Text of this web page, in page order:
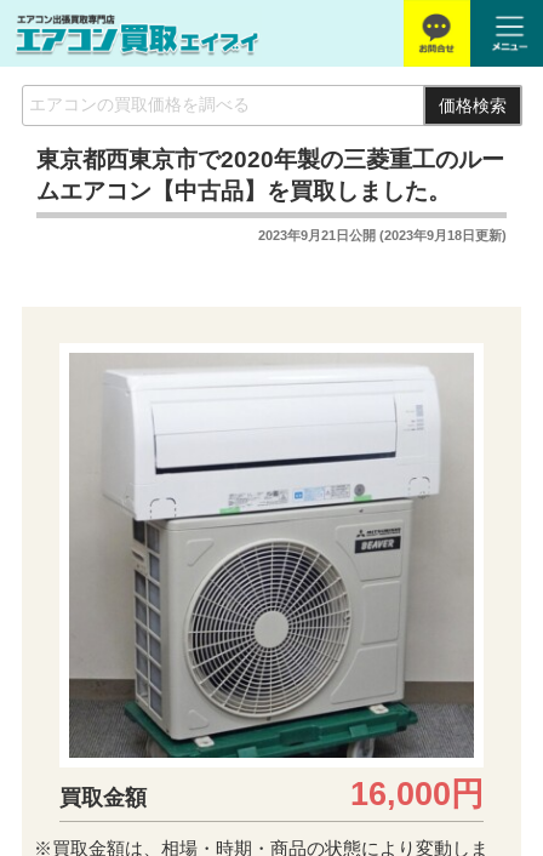
価格検索
東京都西東京市で2020年製の三菱重工のルー
ムエアコン【中古品】を買取しました。
2023年9月21日公開 (2023年9月18日更新)
買取金額 16,000円
※買取金額は、相場・時期・商品の状態により変動しま